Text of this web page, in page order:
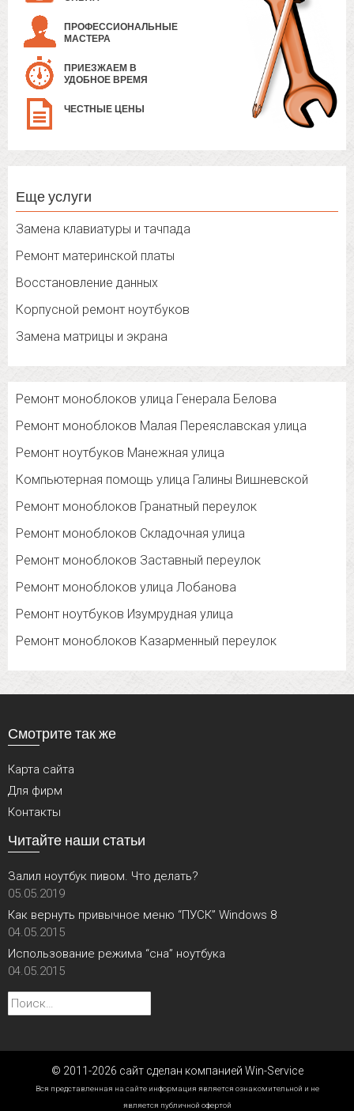
ПРОФЕССИОНАЛЬНЫЕ
МАСТЕРА
ПРИЕЗЖАЕМ В
УДОБНОЕ ВРЕМЯ
ЧЕСТНЫЕ ЦЕНЫ
Еще услуги
Замена клавиатуры и тачпада
Ремонт материнской платы
Восстановление данных
Корпусной ремонт ноутбуков
Замена матрицы и экрана
Ремонт моноблоков улица Генерала Белова
Ремонт моноблоков Малая Переяславская улица
Ремонт ноутбуков Манежная улица
Компьютерная помощь улица Галины Вишневской
Ремонт моноблоков Гранатный переулок
Ремонт моноблоков Складочная улица
Ремонт моноблоков Заставный переулок
Ремонт моноблоков улица Лобанова
Ремонт ноутбуков Изумрудная улица
Ремонт моноблоков Казарменный переулок
Смотрите так же
Карта сайта
Для фирм
Контакты
Читайте наши статьи
Залил ноутбук пивом. Что делать?
05.05.2019
Как вернуть привычное меню “ПУСК” Windows 8
04.05.2015
Использование режима “сна” ноутбука
04.05.2015
Найти:
© 2011-2026 сайт сделан компанией Win-Service
Вся представленная на сайте информация является ознакомительной и не
является публичной офертой